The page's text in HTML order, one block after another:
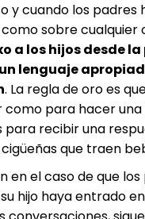
y cuando los padres
sobre cualquier
a los hijos desde
lenguaje
. La regla de oro es
para hacer
para recibir una
que traen
en el caso de que
hijo haya entrado